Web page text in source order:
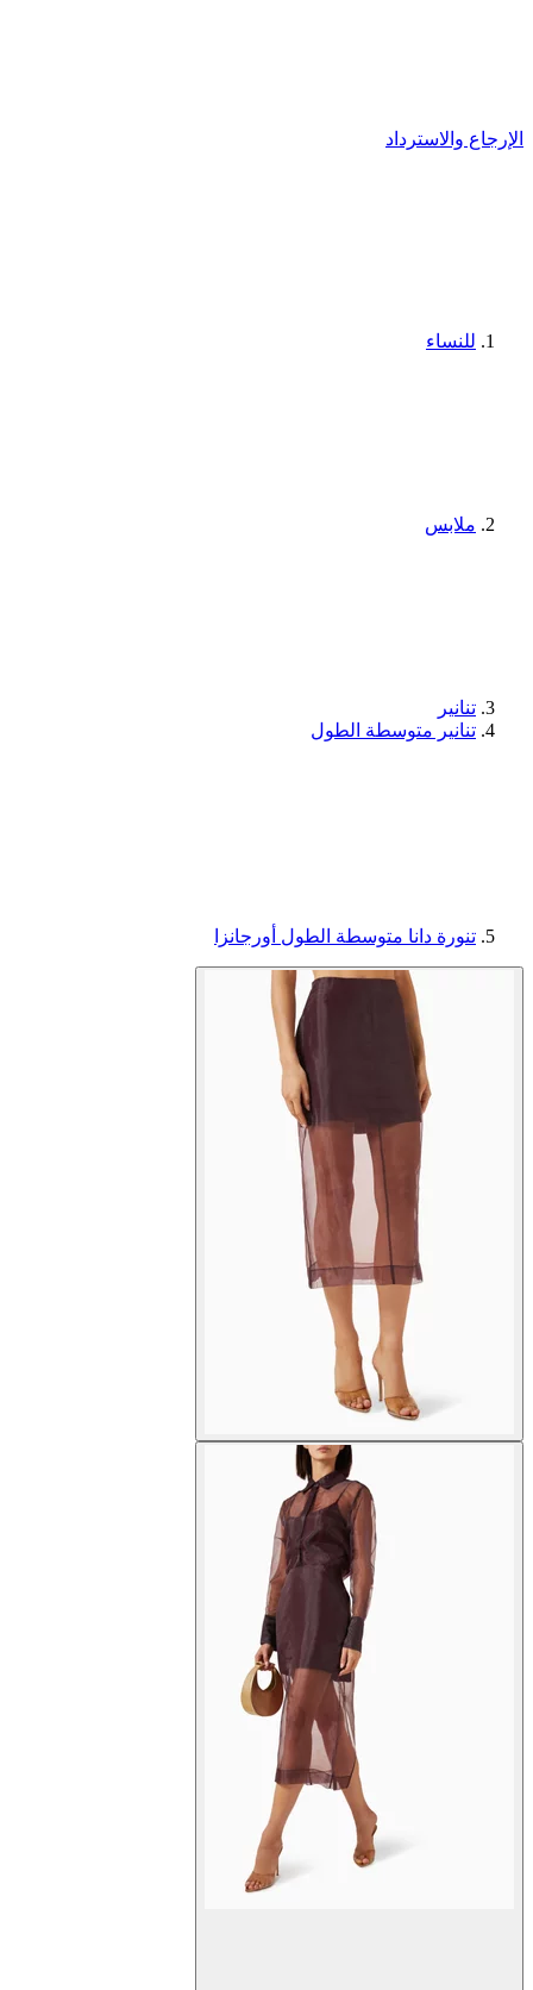
الإرجاع والاسترداد
للنساء
ملابس
تنانير
تنانير متوسطة الطول
تنورة دانا متوسطة الطول أورجانزا